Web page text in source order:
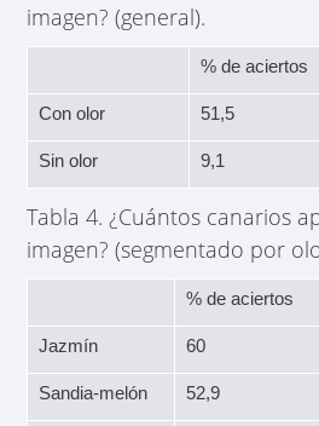
imagen? (general).
% de aciertos
Con olor 51,5
Sin olor 9,1
Tabla 4. ¿Cuántos canarios
imagen? (segmentado por
% de aciertos
Jazmín 60
Sandia-melón 52,9